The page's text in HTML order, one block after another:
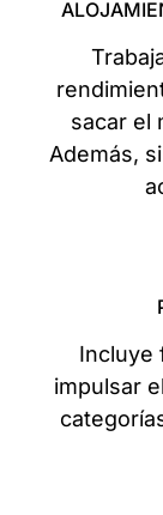
sacar el
Además,
Incluye
impulsar